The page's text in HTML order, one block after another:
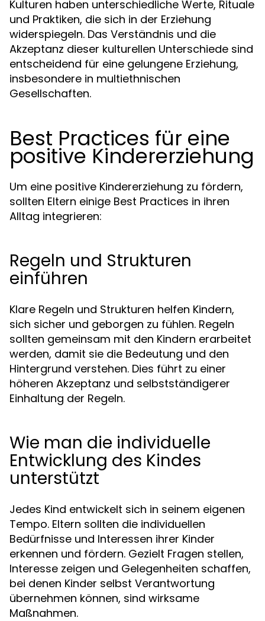
Kulturen haben unterschiedliche Werte, Rituale
und Praktiken, die sich in der Erziehung
widerspiegeln. Das Verständnis und die
Akzeptanz dieser kulturellen Unterschiede sind
entscheidend für eine gelungene Erziehung,
insbesondere in multiethnischen
Gesellschaften.
Best Practices für eine
positive Kindererziehung
Um eine positive Kindererziehung zu fördern,
sollten Eltern einige Best Practices in ihren
Alltag integrieren:
Regeln und Strukturen
einführen
Klare Regeln und Strukturen helfen Kindern,
sich sicher und geborgen zu fühlen. Regeln
sollten gemeinsam mit den Kindern erarbeitet
werden, damit sie die Bedeutung und den
Hintergrund verstehen. Dies führt zu einer
höheren Akzeptanz und selbstständigerer
Einhaltung der Regeln.
Wie man die individuelle
Entwicklung des Kindes
unterstützt
Jedes Kind entwickelt sich in seinem eigenen
Tempo. Eltern sollten die individuellen
Bedürfnisse und Interessen ihrer Kinder
erkennen und fördern. Gezielt Fragen stellen,
Interesse zeigen und Gelegenheiten schaffen,
bei denen Kinder selbst Verantwortung
übernehmen können, sind wirksame
Maßnahmen.